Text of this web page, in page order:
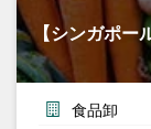
【シンガポー
食品卸